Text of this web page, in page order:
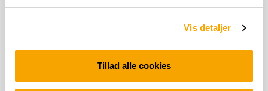
Vis detaljer
Tillad alle cookies
KATEGORIER